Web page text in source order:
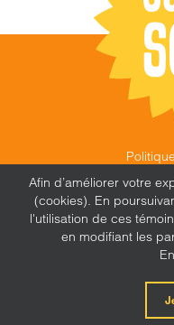
©
CUISINE SOLEIL
X
Afin d’améliorer votre
(cookies). En
l'utilisation de ces
en modifiant les